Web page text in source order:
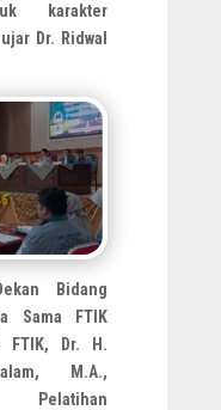
karakter
Dr. Ridwal
Bidang
Sama FTIK
FTIK, Dr. H.
M.A.,
Pelatihan